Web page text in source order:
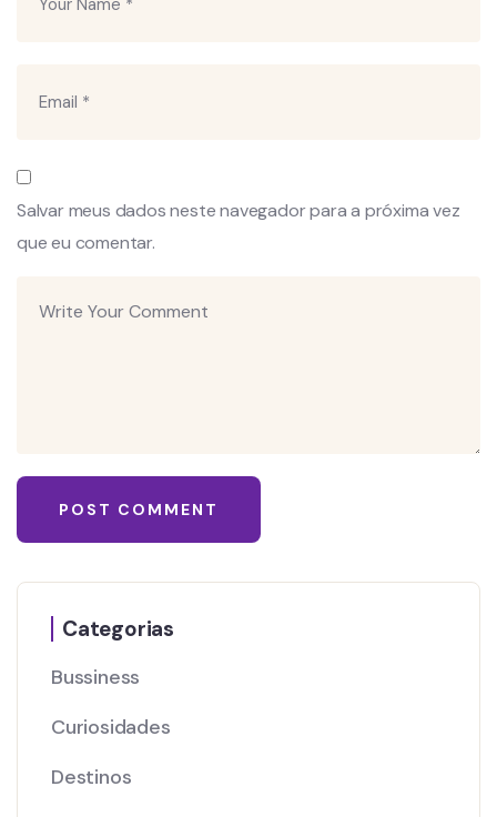
Salvar meus dados neste navegador para a próxima vez
que eu comentar.
Categorias
Bussiness
Curiosidades
Destinos